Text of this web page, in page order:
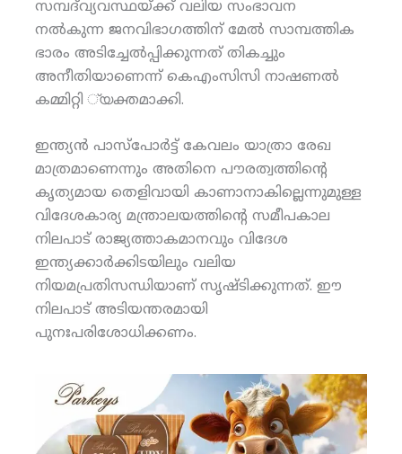
സമ്പദ്‌വ്യവസ്ഥയ്ക്ക് വലിയ സംഭാവന
നല്‍കുന്ന ജനവിഭാഗത്തിന് മേല്‍ സാമ്പത്തിക
ഭാരം അടിച്ചേല്‍പ്പിക്കുന്നത് തികച്ചും
അനീതിയാണെന്ന് കെഎംസിസി നാഷണല്‍
കമ്മിറ്റി ്യക്തമാക്കി.
ഇന്ത്യന്‍ പാസ്‌പോര്‍ട്ട് കേവലം യാത്രാ രേഖ
മാത്രമാണെന്നും അതിനെ പൗരത്വത്തിന്റെ
കൃത്യമായ തെളിവായി കാണാനാകില്ലെന്നുമുള്ള
വിദേശകാര്യ മന്ത്രാലയത്തിന്റെ സമീപകാല
നിലപാട് രാജ്യത്താകമാനവും വിദേശ
ഇന്ത്യക്കാര്‍ക്കിടയിലും വലിയ
നിയമപ്രതിസന്ധിയാണ് സൃഷ്ടിക്കുന്നത്. ഈ
നിലപാട് അടിയന്തരമായി
പുനഃപരിശോധിക്കണം.